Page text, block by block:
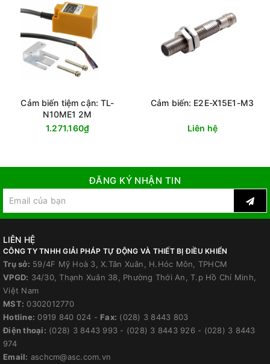
Cảm biến tiệm cận: TL-
N10ME1 2M
1.271.160₫
Cảm biến: E2E-X15E1-M3
Liên hệ
ĐĂNG KÝ NHẬN TIN
LIÊN HỆ
CÔNG TY TNHH GIẢI PHÁP TỰ ĐỘNG VÀ THIẾT BỊ ĐIỀU KHIỂN
Trụ sở: 59/4F Mỹ Hoà 3, X.Tân Xuân, H.Hóc Môn, TPHCM
VPGD: 34/30, Thạnh Xuân 38, Phường Thới An, T.p Hồ Chí Minh,
Việt Nam
MST: 0302012770
Hotline: 0919 840 024 - Fax: (028) 3 8443 803
Điện thoại: (028) 3 8443 993 - (028) 3 8443 926 - (028) 3 8443
974
Email: aschcm@asc.com.vn